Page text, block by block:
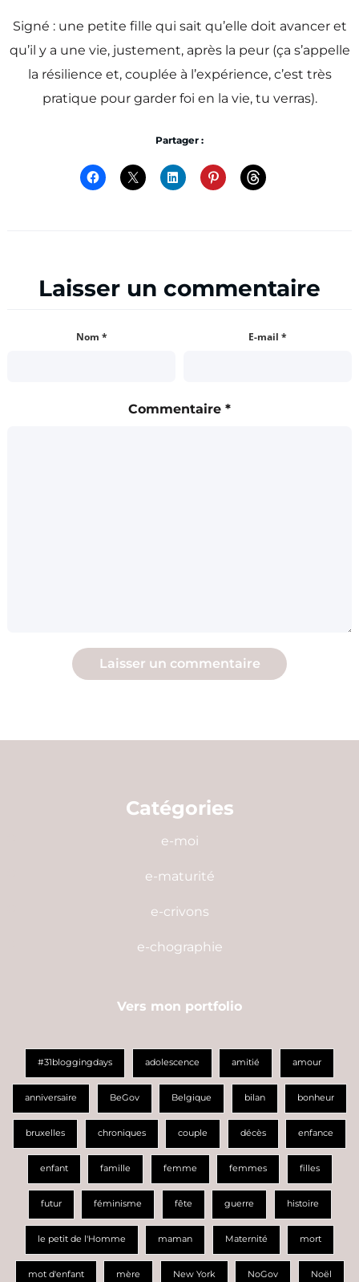
Signé : une petite fille qui sait qu’elle doit avancer et
qu’il y a une vie, justement, après la peur (ça s’appelle
la résilience et, couplée à l’expérience, c’est très
pratique pour garder foi en la vie, tu verras).
Partager :
Laisser un commentaire
Nom * E-mail *
Commentaire *
Catégories
e-moi
e-maturité
e-crivons
e-chographie
Vers mon portfolio
#31bloggingdays adolescence amitié amour
anniversaire BeGov Belgique bilan bonheur
bruxelles chroniques couple décès enfance
enfant famille femme femmes filles
futur féminisme fête guerre histoire
le petit de l'Homme maman Maternité mort
mot d'enfant mère New York NoGov Noël